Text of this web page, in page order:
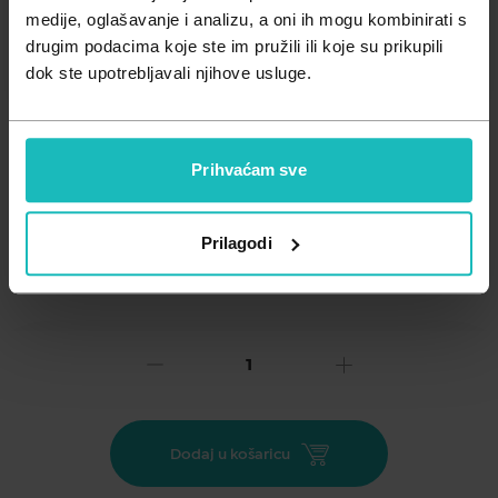
medije, oglašavanje i analizu, a oni ih mogu kombinirati s
drugim podacima koje ste im pružili ili koje su prikupili
dok ste upotrebljavali njihove usluge.
Prihvaćam sve
Prilagodi
Zdravlje muškarca
Zdravlje žene
Minerali
Probiotici i prebiotici
Multivitamin, šumeće tablete sa sladilima, okus naranče.
Dodatak prehrani. Vitamini i minerali su prirodne supstance
Dodaj u košaricu